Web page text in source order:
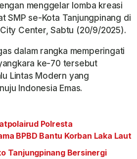
menggelar lomba kreasi
SMP se-Kota Tanjungpinang di
Center, Sabtu (20/9/2025).
dalam rangka memperingati
ke-70 tersebut
Lintas Modern yang
Indonesia Emas.
Polresta
BPBD Bantu Korban Laka Laut
Tanjungpinang Bersinergi